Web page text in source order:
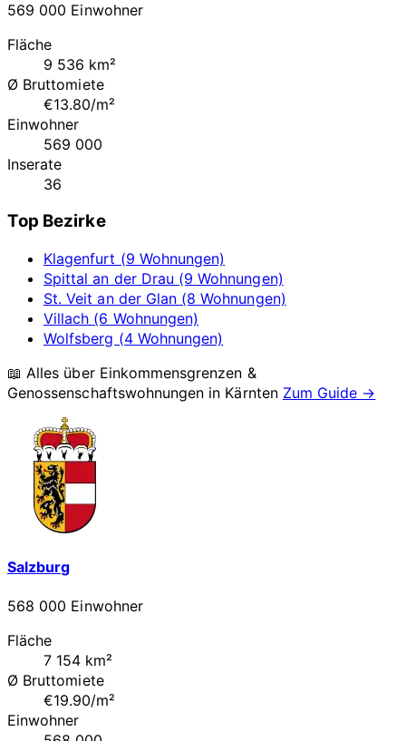
569 000 Einwohner
Fläche
9 536 km²
Ø Bruttomiete
€13.80/m²
Einwohner
569 000
Inserate
36
Top Bezirke
Klagenfurt (9 Wohnungen)
Spittal an der Drau (9 Wohnungen)
St. Veit an der Glan (8 Wohnungen)
Villach (6 Wohnungen)
Wolfsberg (4 Wohnungen)
📖 Alles über Einkommensgrenzen &
Genossenschaftswohnungen in Kärnten Zum Guide →
Salzburg
568 000 Einwohner
Fläche
7 154 km²
Ø Bruttomiete
€19.90/m²
Einwohner